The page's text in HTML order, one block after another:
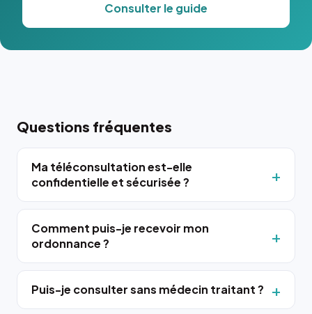
Consulter le guide
Questions fréquentes
Ma téléconsultation est-elle
confidentielle et sécurisée ?
Comment puis-je recevoir mon
ordonnance ?
Puis-je consulter sans médecin traitant ?